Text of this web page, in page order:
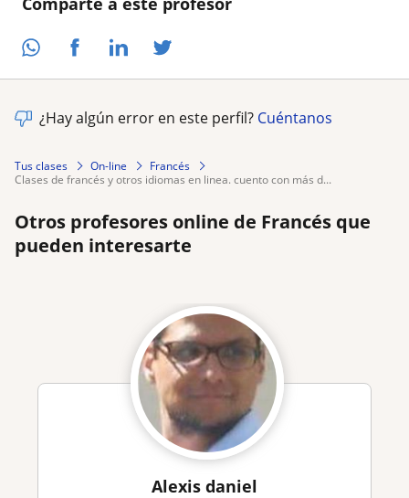
¿Hay algún error en este perfil? Cuéntanos
Tus clases On-line
Francés
clases de francés y otros idiomas en linea. cuento con más d...
Otros profesores online de Francés que
pueden interesarte
Alexis daniel